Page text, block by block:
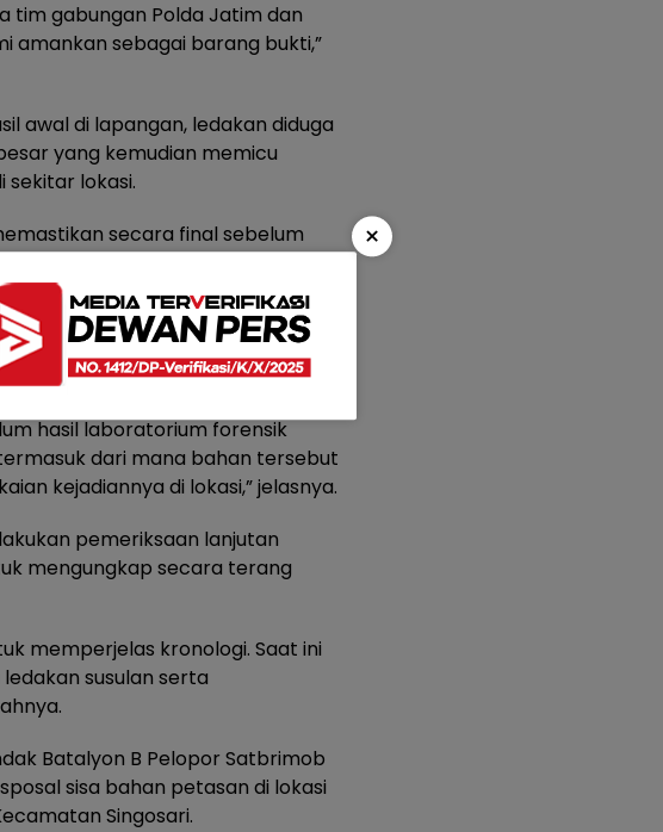
tim gabungan Polda Jatim dan
amankan sebagai barang bukti,”
awal di lapangan, ledakan diduga
yang kemudian memicu
lokasi.
secara final sebelum
Jadi Pilihan Murah
hasil laboratorium forensik
dari mana bahan tersebut
kejadiannya di lokasi,” jelasnya.
pemeriksaan lanjutan
mengungkap secara terang
memperjelas kronologi. Saat ini
susulan serta
Batalyon B Pelopor Satbrimob
sisa bahan petasan di lokasi
Singosari.
×